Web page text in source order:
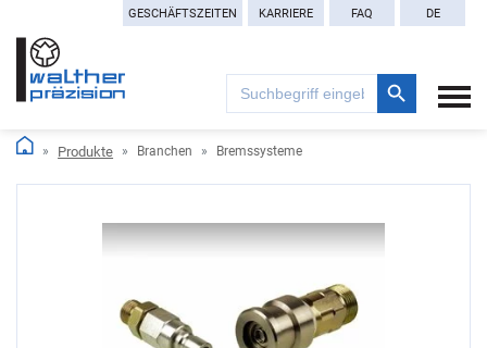
GESCHÄFTSZEITEN KARRIERE FAQ DE
Search
for:
Search Button
Produkte Branchen Bremssysteme